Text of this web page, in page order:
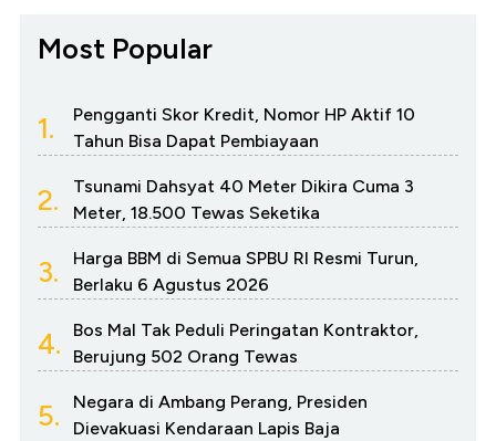
Most Popular
1.
Pengganti Skor Kredit, Nomor HP Aktif 10
Tahun Bisa Dapat Pembiayaan
2.
Tsunami Dahsyat 40 Meter Dikira Cuma 3
Meter, 18.500 Tewas Seketika
3.
Harga BBM di Semua SPBU RI Resmi Turun,
Berlaku 6 Agustus 2026
4.
Bos Mal Tak Peduli Peringatan Kontraktor,
Berujung 502 Orang Tewas
5.
Negara di Ambang Perang, Presiden
Dievakuasi Kendaraan Lapis Baja